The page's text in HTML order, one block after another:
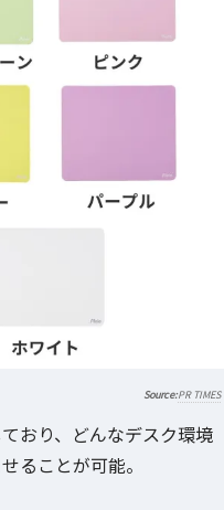
PR TIMES
おり、どんなデスク環境
ることが可能。